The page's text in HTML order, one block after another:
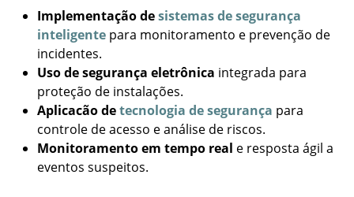
Implementação desistemas de segurança
inteligente para monitoramento e prevenção de
incidentes.
Uso de segurança eletrônica integrada para
proteção de instalações.
Aplicacão detecnologia de segurança para
controle de acesso e análise de riscos.
Monitoramento em tempo real e resposta ágil a
eventos suspeitos.